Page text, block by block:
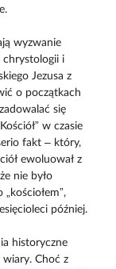
wyzwanie
chrystologii i
Jezusa z
o początkach
się
w czasie
fakt – który,
ewoluował z
nie było
później.
historyczne
Choć z